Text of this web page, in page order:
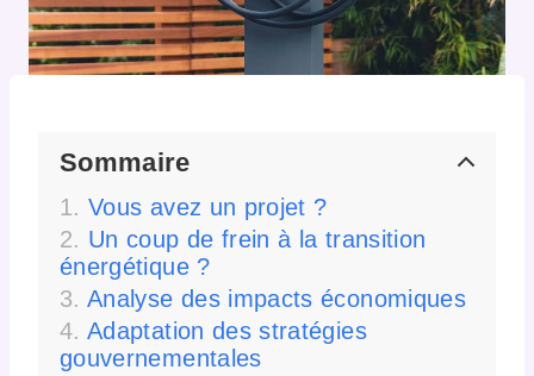
Sommaire
Vous avez un projet ?
Un coup de frein à la transition
énergétique ?
Analyse des impacts économiques
Adaptation des stratégies
gouvernementales